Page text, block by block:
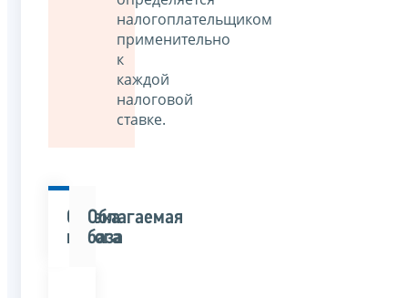
налогоплательщиком
применительно
к
каждой
налоговой
ставке.
Ставка
налога
Облагаемая
база